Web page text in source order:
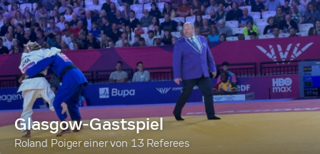
Glasgow-Gastspiel
Roland Poiger einer von 13 Referees